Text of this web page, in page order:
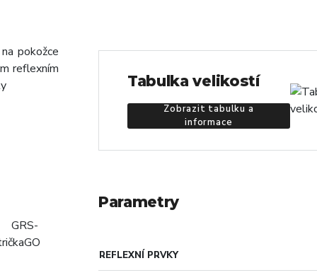
pokožce
reflexním
Tabulka velikostí
Zobrazit tabulku a
informace
Parametry
REFLEXNÍ PRVKY